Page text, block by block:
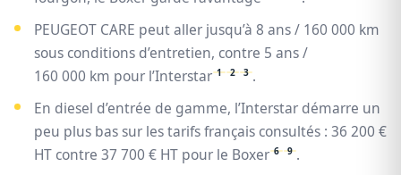
PEUGEOT CARE peut aller jusqu’à 8 ans / 160 000 km
sous conditions d’entretien, contre 5 ans /
160 000 km pour l’Interstar 1 2 3 .
En diesel d’entrée de gamme, l’Interstar démarre un
peu plus bas sur les tarifs français consultés : 36 200 €
HT contre 37 700 € HT pour le Boxer 6 9 .